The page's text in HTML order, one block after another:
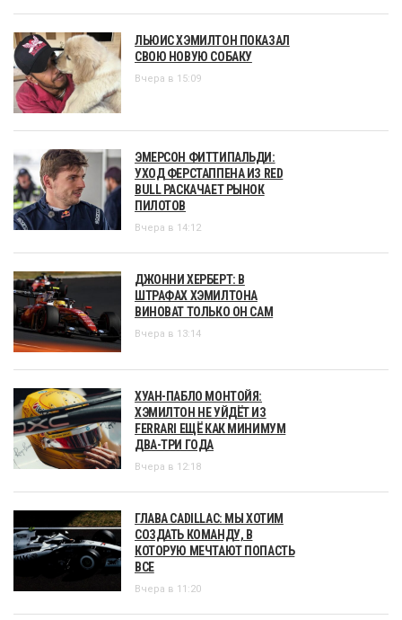
ЛЬЮИС ХЭМИЛТОН ПОКАЗАЛ
СВОЮ НОВУЮ СОБАКУ
Вчера в 15:09
ЭМЕРСОН ФИТТИПАЛЬДИ:
УХОД ФЕРСТАППЕНА ИЗ RED
BULL РАСКАЧАЕТ РЫНОК
ПИЛОТОВ
Вчера в 14:12
ДЖОННИ ХЕРБЕРТ: В
ШТРАФАХ ХЭМИЛТОНА
ВИНОВАТ ТОЛЬКО ОН САМ
Вчера в 13:14
ХУАН-ПАБЛО МОНТОЙЯ:
ХЭМИЛТОН НЕ УЙДЁТ ИЗ
FERRARI ЕЩЁ КАК МИНИМУМ
ДВА-ТРИ ГОДА
Вчера в 12:18
ГЛАВА CADILLAC: МЫ ХОТИМ
СОЗДАТЬ КОМАНДУ, В
КОТОРУЮ МЕЧТАЮТ ПОПАСТЬ
ВСЕ
Вчера в 11:20